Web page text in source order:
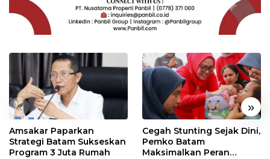
« »
Amsakar Paparkan
Strategi Batam Sukseskan
Program 3 Juta Rumah
Cegah Stunting Sejak Dini,
Pemko Batam
Maksimalkan Peran